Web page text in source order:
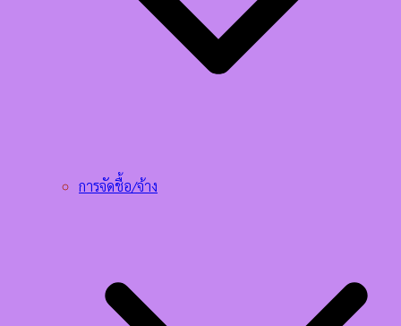
การจัดชื้อ/จ้าง